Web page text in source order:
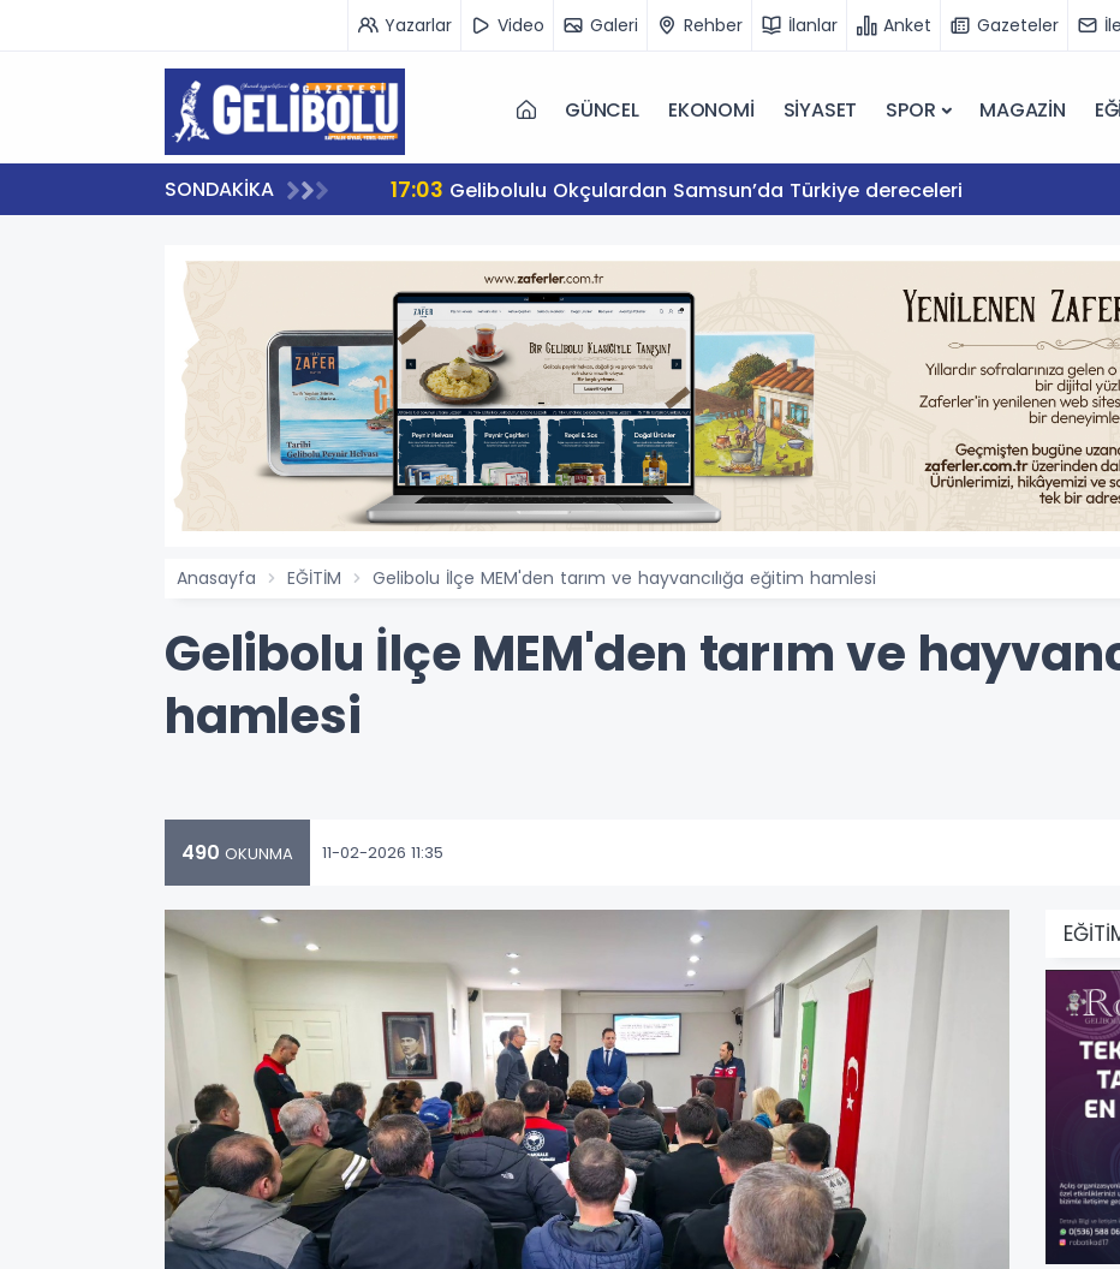
Yazarlar Video Galeri Rehber İlanlar Anket Gazeteler
GÜNCEL EKONOMİ SİYASET SPOR MAGAZİN
SONDAKİKA 17:03 Gelibolulu Okçulardan Samsun’da Türkiye dereceleri
Anasayfa EĞİTİM Gelibolu İlçe MEM'den tarım ve hayvancılığa eğitim hamlesi
Gelibolu İlçe MEM'den tarım ve
hamlesi
490 OKUNMA 11-02-2026 11:35